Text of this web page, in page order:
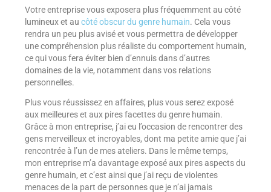
Votre entreprise vous exposera plus fréquemment au côté
lumineux et au côté obscur du genre humain. Cela vous
rendra un peu plus avisé et vous permettra de développer
une compréhension plus réaliste du comportement humain,
ce qui vous fera éviter bien d’ennuis dans d’autres
domaines de la vie, notamment dans vos relations
personnelles.
Plus vous réussissez en affaires, plus vous serez exposé
aux meilleures et aux pires facettes du genre humain.
Grâce à mon entreprise, j’ai eu l’occasion de rencontrer des
gens merveilleux et incroyables, dont ma petite amie que j’ai
rencontrée à l’un de mes ateliers. Dans le même temps,
mon entreprise m’a davantage exposé aux pires aspects du
genre humain, et c’est ainsi que j’ai reçu de violentes
menaces de la part de personnes que je n’ai jamais